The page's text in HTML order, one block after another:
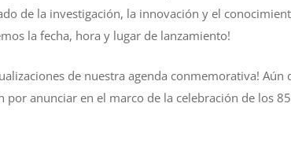
de la investigación, la innovación y el
la fecha, hora y lugar de lanzamiento!
de nuestra agenda conmemorativa! Aún
por anunciar en el marco de la celebración de los